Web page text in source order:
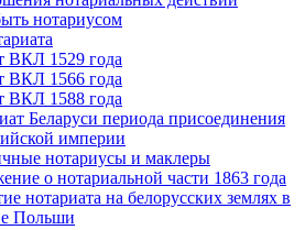
нотариусом
ВКЛ 1529 года
ВКЛ 1566 года
ВКЛ 1588 года
Беларуси периода присоединения
империи
нотариусы и маклеры
о нотариальной части 1863 года
нотариата на белорусских землях в
Польши